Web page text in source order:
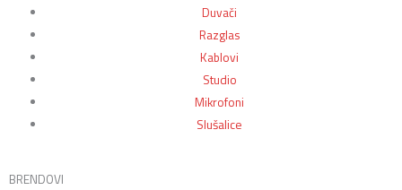
Duvači
Razglas
Kablovi
Studio
Mikrofoni
Slušalice
BRENDOVI